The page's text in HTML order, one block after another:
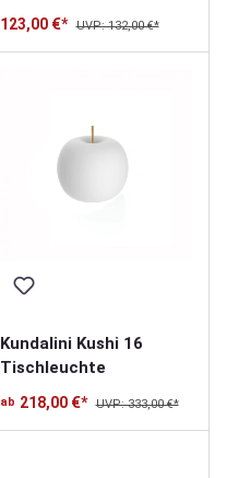
5 von 5 Sternen
123,00 €* UVP: 132,00 €*
4.7 von 5 Sternen
Kundalini Kushi 16
Tischleuchte
ab 218,00 €* UVP: 333,00 €*